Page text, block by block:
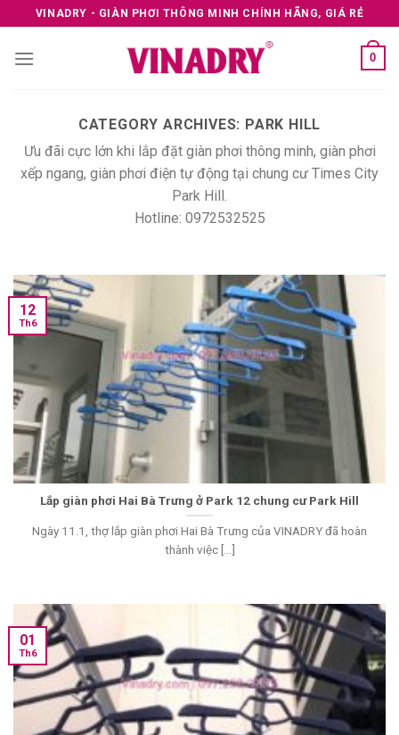
to
content
VINADRY - GIÀN PHƠI THÔNG MINH CHÍNH HÃNG, GIÁ RẺ
0
CATEGORY ARCHIVES: PARK HILL
Ưu đãi cực lớn khi lắp đặt giàn phơi thông minh, giàn phơi
xếp ngang, giàn phơi điện tự động tại chung cư Times City
Park Hill.
Hotline: 0972532525
Lắp giàn phơi Hai Bà Trưng ở Park 12 chung cư Park Hill
Ngày 11.1, thợ lắp giàn phơi Hai Bà Trưng của VINADRY đã hoàn
thành việc [...]
12
Th6
01
Th6